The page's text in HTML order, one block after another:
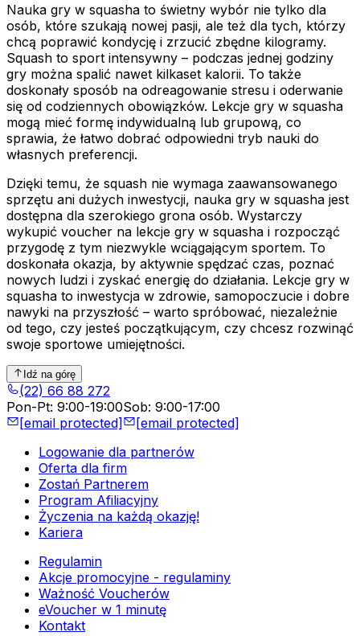
Nauka gry w squasha to świetny wybór nie tylko dla
osób, które szukają nowej pasji, ale też dla tych, którzy
chcą poprawić kondycję i zrzucić zbędne kilogramy.
Squash to sport intensywny – podczas jednej godziny
gry można spalić nawet kilkaset kalorii. To także
doskonały sposób na odreagowanie stresu i oderwanie
się od codziennych obowiązków. Lekcje gry w squasha
mogą mieć formę indywidualną lub grupową, co
sprawia, że łatwo dobrać odpowiedni tryb nauki do
własnych preferencji.
Dzięki temu, że squash nie wymaga zaawansowanego
sprzętu ani dużych inwestycji, nauka gry w squasha jest
dostępna dla szerokiego grona osób. Wystarczy
wykupić voucher na lekcje gry w squasha i rozpocząć
przygodę z tym niezwykle wciągającym sportem. To
doskonała okazja, by aktywnie spędzać czas, poznać
nowych ludzi i zyskać energię do działania. Lekcje gry w
squasha to inwestycja w zdrowie, samopoczucie i dobre
nawyki na przyszłość – warto spróbować, niezależnie
od tego, czy jesteś początkującym, czy chcesz rozwinąć
swoje sportowe umiejętności.
Idź na górę
(22) 66 88 272
Pon-Pt: 9:00-19:00Sob: 9:00-17:00
[email protected]
[email protected]
Logowanie dla partnerów
Oferta dla firm
Zostań Partnerem
Program Afiliacyjny
Życzenia na każdą okazję!
Kariera
Regulamin
Akcje promocyjne - regulaminy
Ważność Voucherów
eVoucher w 1 minutę
Kontakt